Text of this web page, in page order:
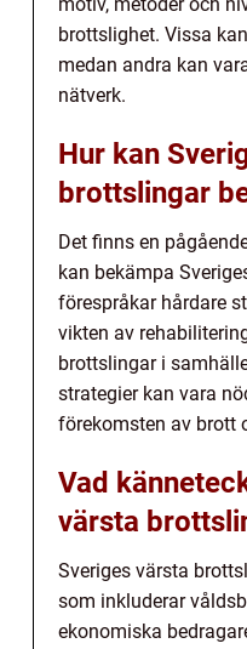
brottslighet. Vissa
medan andra kan
nätverk.
Hur kan
brottslingar
Det finns en
kan bekämpa
förespråkar hårdare
vikten av
brottslingar i
strategier kan vara
förekomsten av brott
Vad
värsta
Sveriges värsta
som inkluderar
ekonomiska